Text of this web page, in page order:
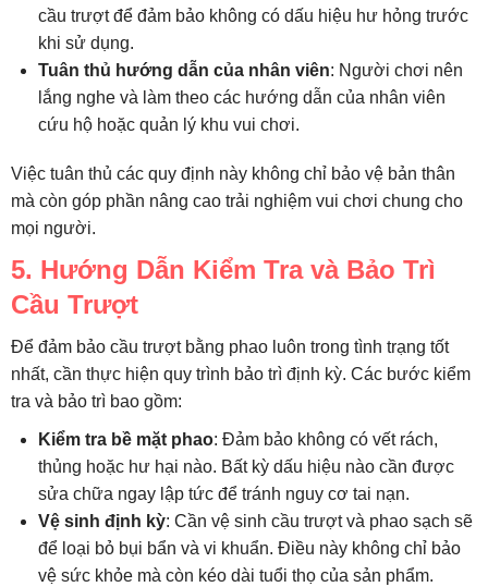
cầu trượt để đảm bảo không có dấu hiệu hư hỏng trước
khi sử dụng.
Tuân thủ hướng dẫn của nhân viên: Người chơi nên
lắng nghe và làm theo các hướng dẫn của nhân viên
cứu hộ hoặc quản lý khu vui chơi.
Việc tuân thủ các quy định này không chỉ bảo vệ bản thân
mà còn góp phần nâng cao trải nghiệm vui chơi chung cho
mọi người.
5. Hướng Dẫn Kiểm Tra và Bảo Trì
Cầu Trượt
Để đảm bảo cầu trượt bằng phao luôn trong tình trạng tốt
nhất, cần thực hiện quy trình bảo trì định kỳ. Các bước kiểm
tra và bảo trì bao gồm:
Kiểm tra bề mặt phao: Đảm bảo không có vết rách,
thủng hoặc hư hại nào. Bất kỳ dấu hiệu nào cần được
sửa chữa ngay lập tức để tránh nguy cơ tai nạn.
Vệ sinh định kỳ: Cần vệ sinh cầu trượt và phao sạch sẽ
để loại bỏ bụi bẩn và vi khuẩn. Điều này không chỉ bảo
vệ sức khỏe mà còn kéo dài tuổi thọ của sản phẩm.